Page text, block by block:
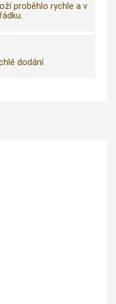
proběhlo rychle a v
dodání